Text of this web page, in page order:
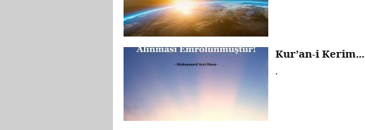
Kur’an-i Kerim...
.